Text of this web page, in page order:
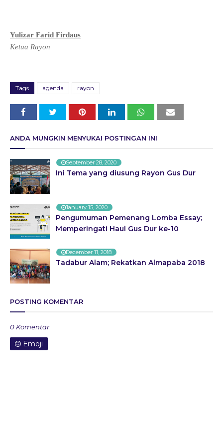
Yulizar Farid Firdaus
Ketua Rayon
Tags agenda rayon
ANDA MUNGKIN MENYUKAI POSTINGAN INI
September 28, 2020
Ini Tema yang diusung Rayon Gus Dur
January 15, 2020
Pengumuman Pemenang Lomba Essay;
Memperingati Haul Gus Dur ke-10
December 11, 2018
Tadabur Alam; Rekatkan Almapaba 2018
POSTING KOMENTAR
0 Komentar
Emoji